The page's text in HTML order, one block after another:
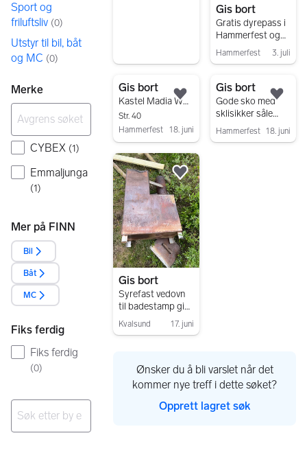
Sport og
friluftsliv (0)
Utstyr til bil, båt
og MC (0)
Merke
CYBEX (1)
Emmaljunga
(1)
Mer på FINN
Bil
Båt
MC
Fiks ferdig
Fiks ferdig
(0)
Gis bort
Gratis dyrepass i
Hammerfest og
omegn
Hammerfest 3. juli
Gis bort
Kastel Madia WR – komfortable sko (Str.
Str. 40
Hammerfest
18. juni
Legg til som favoritt.
Gå til annonsen
Gis bort
Gode sko med
sklisikker såle
(Str. 40)
Hammerfest 18. juni
Gis bort
Syrefast vedovn
til badestamp gis
bort- må hentes
Kvalsund 17. juni
Legg til som favoritt.
Ønsker du å bli varslet når det
kommer nye treff i dette søket?
Opprett lagret søk